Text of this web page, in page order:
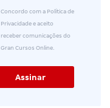
Concordo com a Política de
Privacidade e aceito
receber comunicações do
Gran Cursos Online.